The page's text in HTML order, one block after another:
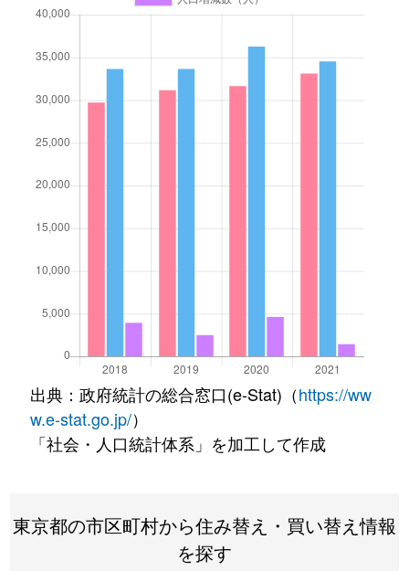
出典：政府統計の総合窓口(e-Stat)（https://ww
w.e-stat.go.jp/）
「社会・人口統計体系」を加工して作成
東京都の市区町村から住み替え・買い替え情報
を探す